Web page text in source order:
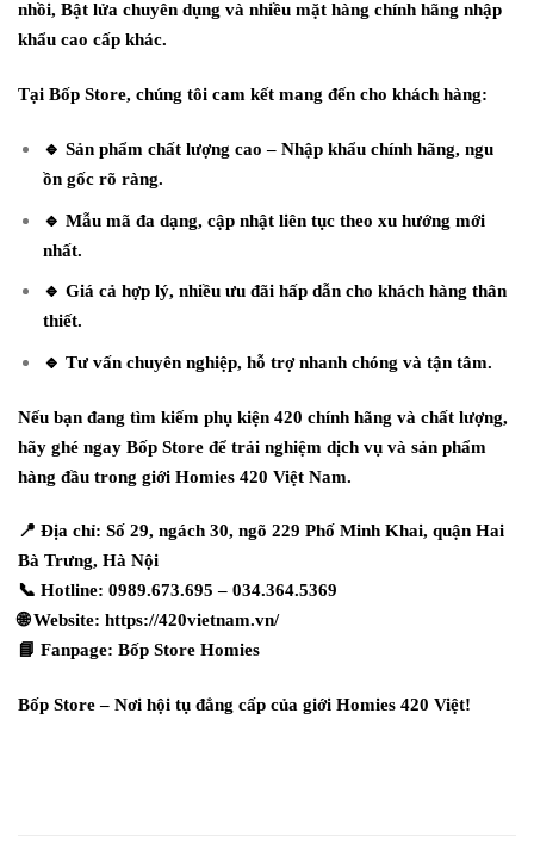
nhồi, Bật lửa chuyên dụng và nhiều mặt hàng chính hãng nhập
khẩu cao cấp khác.
Tại Bốp Store, chúng tôi cam kết mang đến cho khách hàng:
🔹 Sản phẩm chất lượng cao – Nhập khẩu chính hãng, ngu
ồn gốc rõ ràng.
🔹 Mẫu mã đa dạng, cập nhật liên tục theo xu hướng mới
nhất.
🔹 Giá cả hợp lý, nhiều ưu đãi hấp dẫn cho khách hàng thân
thiết.
🔹 Tư vấn chuyên nghiệp, hỗ trợ nhanh chóng và tận tâm.
Nếu bạn đang tìm kiếm phụ kiện 420 chính hãng và chất lượng,
hãy ghé ngay Bốp Store để trải nghiệm dịch vụ và sản phẩm
hàng đầu trong giới Homies 420 Việt Nam.
📍 Địa chỉ: Số 29, ngách 30, ngõ 229 Phố Minh Khai, quận Hai
Bà Trưng, Hà Nội
📞 Hotline: 0989.673.695 – 034.364.5369
🌐 Website: https://420vietnam.vn/
📘 Fanpage: Bốp Store Homies
Bốp Store – Nơi hội tụ đẳng cấp của giới Homies 420 Việt!